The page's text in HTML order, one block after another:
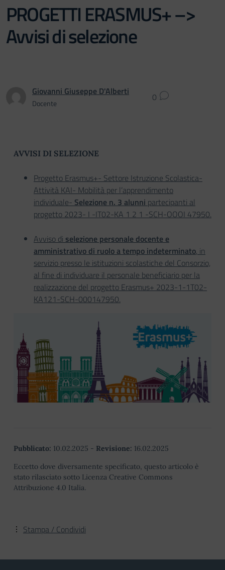
PROGETTI ERASMUS+ –>
Avvisi di selezione
Giovanni Giuseppe D'Alberti
Docente 0
AVVISI DI SELEZIONE
Progetto Erasmus+- Settore Istruzione Scolastica-
Attività KAI- Mobilità per l’apprendimento
individuale- Selezione n. 3 alunni partecipanti al
progetto 2023- I -IT02-KA 1 2 1 -SCH-OOOI 47950.
Avviso di selezione personale docente e
amministrativo di ruolo a tempo indeterminato, in
servizio presso le istituzioni scolastiche del Consorzio,
al fine di individuare il personale beneficiario per la
realizzazione del progetto Erasmus+ 2023-1-1T02-
KA121-SCH-000147950.
Pubblicato: 10.02.2025 - Revisione: 16.02.2025
Eccetto dove diversamente specificato, questo articolo è
stato rilasciato sotto Licenza Creative Commons
Attribuzione 4.0 Italia.
Stampa / Condividi